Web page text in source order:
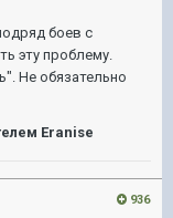
боев с
эту проблему.
Не обязательно
Eranise
936